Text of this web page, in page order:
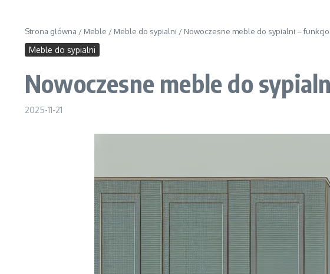
Strona główna / Meble / Meble do sypialni / Nowoczesne meble do sypialni –
Meble do sypialni
Nowoczesne meble do
2025-11-21